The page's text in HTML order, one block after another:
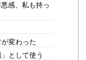
感、私も持っ
変わった
として使う